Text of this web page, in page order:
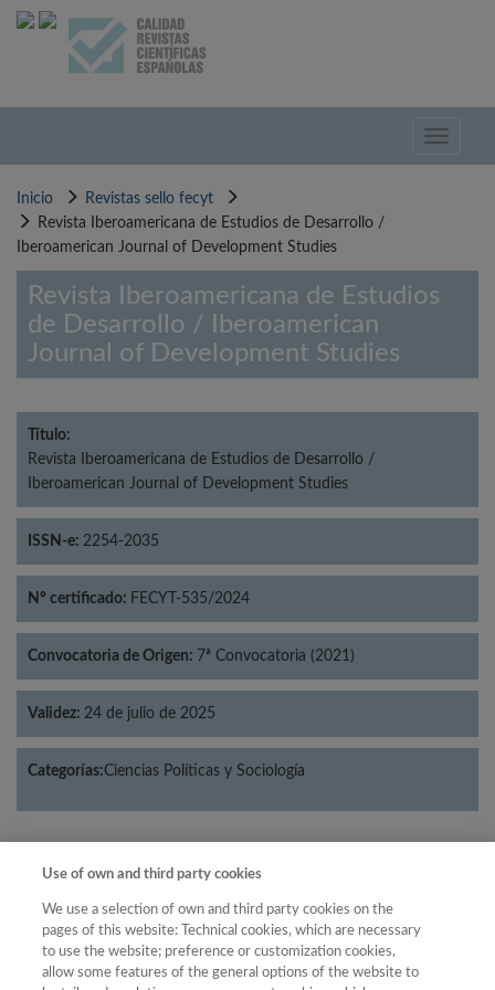
Pasar
Toggle
Inicio
Revistas sello fecyt
Revista Iberoamericana de Estudios de Desarrollo /
Iberoamerican Journal of Development Studies
Revista Iberoamericana de Estudios
de Desarrollo / Iberoamerican
Journal of Development Studies
Título:
Revista Iberoamericana de Estudios de Desarrollo /
Iberoamerican Journal of Development Studies
ISSN-e: 2254-2035
Nº certificado: FECYT-535/2024
Convocatoria de Origen: 7ª Convocatoria (2021)
Validez: 24 de julio de 2025
Categorías:Ciencias Políticas y Sociología
Año
Año Filtrar
Use of own and third party cookies
We use a selection of own and third party cookies on the
pages of this website: Technical cookies, which are necessary
to use the website; preference or customization cookies,
allow some features of the general options of the website to